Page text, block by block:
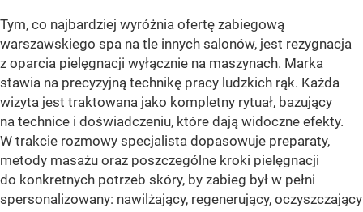
Tym, co najbardziej wyróżnia ofertę zabiegową
warszawskiego spa na tle innych salonów, jest rezygnacja
z oparcia pielęgnacji wyłącznie na maszynach. Marka
stawia na precyzyjną technikę pracy ludzkich rąk. Każda
wizyta jest traktowana jako kompletny rytuał, bazujący
na technice i doświadczeniu, które dają widoczne efekty.
W trakcie rozmowy specjalista dopasowuje preparaty,
metody masażu oraz poszczególne kroki pielęgnacji
do konkretnych potrzeb skóry, by zabieg był w pełni
spersonalizowany: nawilżający, regenerujący, oczyszczający